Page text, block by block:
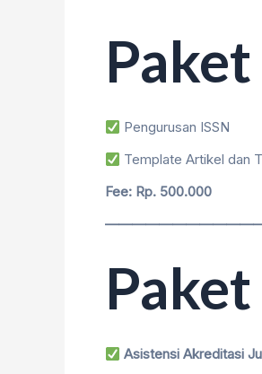
Paket
Pengurusan ISSN
Template Artikel dan
Fee: Rp. 500.000
Paket
Asistensi Akreditasi